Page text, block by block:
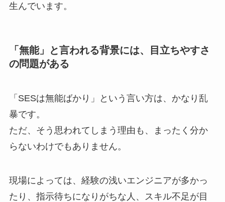
生んでいます。
「無能」と言われる背景には、目立ちやすさ
の問題がある
「SESは無能ばかり」という言い方は、かなり乱
暴です。
ただ、そう思われてしまう理由も、まったく分か
らないわけでもありません。
現場によっては、経験の浅いエンジニアが多かっ
たり、指示待ちになりがちな人、スキル不足が目